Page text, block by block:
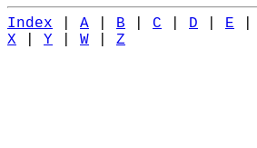
Index
A B C D E
X
Y W Z